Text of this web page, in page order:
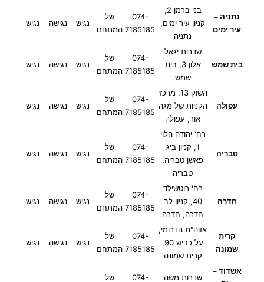
נתניה –
עיר ימים
בני ברמן 2,
קניון עיר ימים,
נתניה
074-
7185185
של
המתחם
נגיש נגישה נגיש
בית שמש
שדרות יגאל
אלון 3, בית
שמש
074-
7185185
של
המתחם
נגיש נגישה נגיש
עפולה
השוק 13, מרכזי
הקניות של מגה
אור, עפולה
074-
7185185
של
המתחם
נגיש נגישה נגיש
טבריה
רח' יהודה הלוי
1, קניון ביג
פאשן טבריה,
טבריה
074-
7185185
של
המתחם
נגיש נגישה נגיש
חדרה
רח' רוטשילד
40, קניון לב
חדרה, חדרה
074-
7185185
של
המתחם
נגיש נגישה נגיש
קרית
שמונה
אזוה"ת הדרומי,
על כביש 90,
קרית שמונה
074-
7185185
של
המתחם
נגיש נגישה נגיש
אשדוד –
שדרות משה
074-
של